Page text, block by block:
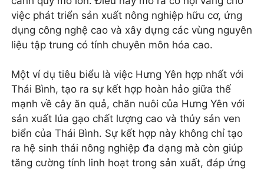
việc phát triển sản xuất nông nghiệp hữu cơ, ứng
dụng công nghệ cao và xây dựng các vùng nguyên
liệu tập trung có tính chuyên môn hóa cao.
Một ví dụ tiêu biểu là việc Hưng Yên hợp nhất với
Thái Bình, tạo ra sự kết hợp hoàn hảo giữa thế
mạnh về cây ăn quả, chăn nuôi của Hưng Yên với
sản xuất lúa gạo chất lượng cao và thủy sản ven
biển của Thái Bình. Sự kết hợp này không chỉ tạo
ra hệ sinh thái nông nghiệp đa dạng mà còn giúp
tăng cường tính linh hoạt trong sản xuất, đáp ứng